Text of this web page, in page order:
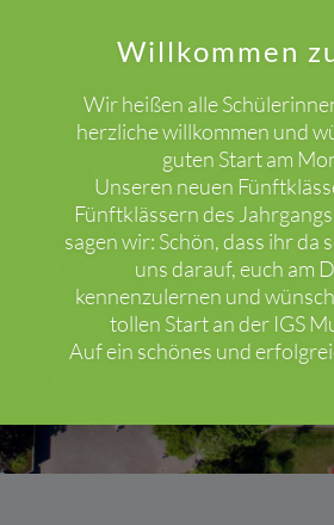
Willkommen
Wir heißen alle
herzliche willkommen und
guten Start am
Unseren neuen
Fünftklässern des
sagen wir: Schön, dass ihr da
uns darauf, euch am
kennenzulernen und
tollen Start an der IGS
Auf ein schönes und
Schlagwort:
HOME
BEITRÄGE MIT DEM
"AUSZEICHNUNG"